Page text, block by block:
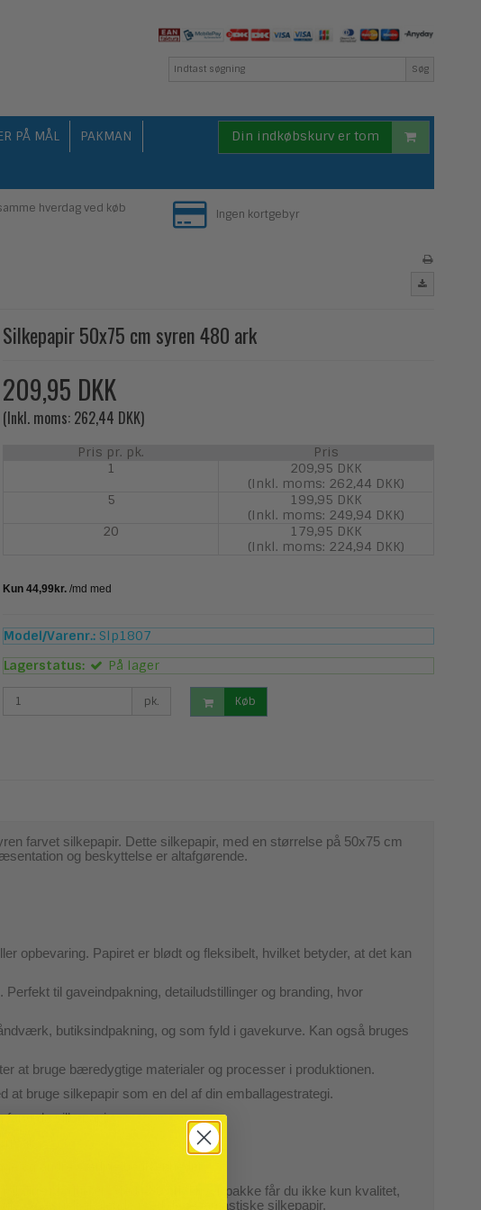
Søg
PÅ MÅL
PAKMAN
Din indkøbskurv er tom
hverdag ved køb
Ingen kortgebyr
Silkepapir 50x75 cm syren 480 ark
209,95 DKK
(Inkl. moms: 262,44 DKK)
Pris pr. pk.
Pris
1
209,95 DKK
(Inkl. moms: 262,44 DKK)
5
199,95 DKK
(Inkl. moms: 249,94 DKK)
20
179,95 DKK
(Inkl. moms: 224,94 DKK)
Model/Varenr.: Slp1807
Lagerstatus:
På lager
pk. Køb
farvet silkepapir. Dette silkepapir, med en størrelse på 50x75 cm
og beskyttelse er altafgørende.
opbevaring. Papiret er blødt og fleksibelt, hvilket betyder, at det kan
til gaveindpakning, detailudstillinger og branding, hvor
butiksindpakning, og som fyld i gavekurve. Kan også bruges
at bruge bæredygtige materialer og processer i produktionen.
at bruge silkepapir som en del af din emballagestrategi.
farvede silkepapir.
og andre særlige begivenheder.
dine produkter. Med 480 ark i hver pakke får du ikke kun kvalitet,
og visuelt tiltalende med dette fantastiske silkepapir.